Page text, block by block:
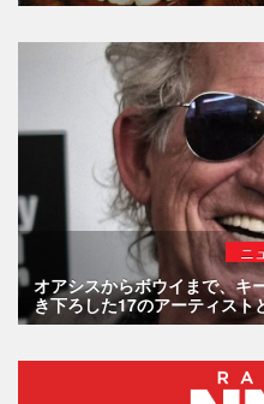
ニ
オアシスからボウイまで、キ
き下ろした17のアーティスト